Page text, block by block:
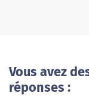
Vous avez
réponses :